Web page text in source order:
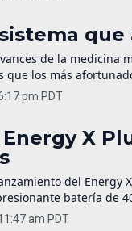
de la
que los más
siglo XX estar
pm PDT
X
del Energy
batería de
X Plus 2 en […]
am PDT